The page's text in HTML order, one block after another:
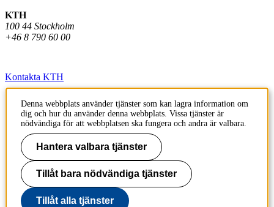
KTH
100 44 Stockholm
+46 8 790 60 00
Kontakta KTH
Jobba på KTH
Press och media
Faktura och betalning KTH
Om KTH:s webbplatser
Tillgänglighetsredogörelse
Denna webbplats använder tjänster som kan lagra information om
dig och hur du använder denna webbplats. Vissa tjänster är
nödvändiga för att webbplatsen ska fungera och andra är valbara.
Hantera valbara tjänster
Tillåt bara nödvändiga tjänster
Tillåt alla tjänster